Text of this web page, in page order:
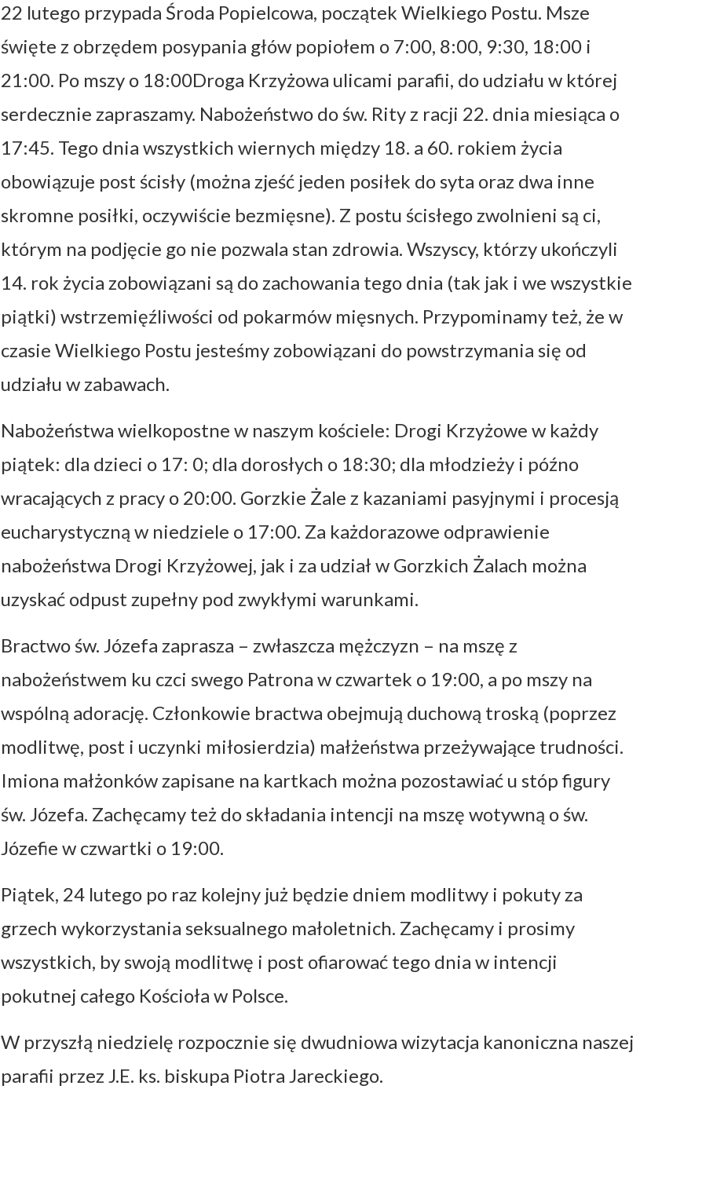
22 lutego przypada Środa Popielcowa, początek Wielkiego Postu. Msze
święte z obrzędem posypania głów popiołem o 7:00, 8:00, 9:30, 18:00 i
21:00. Po mszy o 18:00Droga Krzyżowa ulicami parafii, do udziału w której
serdecznie zapraszamy. Nabożeństwo do św. Rity z racji 22. dnia miesiąca o
17:45. Tego dnia wszystkich wiernych między 18. a 60. rokiem życia
obowiązuje post ścisły (można zjeść jeden posiłek do syta oraz dwa inne
skromne posiłki, oczywiście bezmięsne). Z postu ścisłego zwolnieni są ci,
którym na podjęcie go nie pozwala stan zdrowia. Wszyscy, którzy ukończyli
14. rok życia zobowiązani są do zachowania tego dnia (tak jak i we wszystkie
piątki) wstrzemięźliwości od pokarmów mięsnych. Przypominamy też, że w
czasie Wielkiego Postu jesteśmy zobowiązani do powstrzymania się od
udziału w zabawach.
Nabożeństwa wielkopostne w naszym kościele: Drogi Krzyżowe w każdy
piątek: dla dzieci o 17: 0; dla dorosłych o 18:30; dla młodzieży i późno
wracających z pracy o 20:00. Gorzkie Żale z kazaniami pasyjnymi i procesją
eucharystyczną w niedziele o 17:00. Za każdorazowe odprawienie
nabożeństwa Drogi Krzyżowej, jak i za udział w Gorzkich Żalach można
uzyskać odpust zupełny pod zwykłymi warunkami.
Bractwo św. Józefa zaprasza – zwłaszcza mężczyzn – na mszę z
nabożeństwem ku czci swego Patrona w czwartek o 19:00, a po mszy na
wspólną adorację. Członkowie bractwa obejmują duchową troską (poprzez
modlitwę, post i uczynki miłosierdzia) małżeństwa przeżywające trudności.
Imiona małżonków zapisane na kartkach można pozostawiać u stóp figury
św. Józefa. Zachęcamy też do składania intencji na mszę wotywną o św.
Józefie w czwartki o 19:00.
Piątek, 24 lutego po raz kolejny już będzie dniem modlitwy i pokuty za
grzech wykorzystania seksualnego małoletnich. Zachęcamy i prosimy
wszystkich, by swoją modlitwę i post ofiarować tego dnia w intencji
pokutnej całego Kościoła w Polsce.
W przyszłą niedzielę rozpocznie się dwudniowa wizytacja kanoniczna naszej
parafii przez J.E. ks. biskupa Piotra Jareckiego.